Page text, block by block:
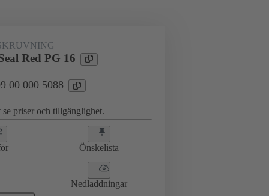
Red PG 16
00 000 5088
priser och tillgänglighet.
Önskelista
Nedladdningar